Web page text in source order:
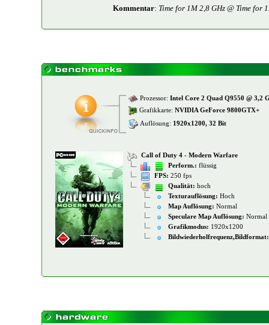
Kommentar: Time for 1M 2,8 GHz @ Time for
Prozessor: Intel Core 2 Quad Q9550 @ 3,2
Grafikkarte: NVIDIA GeForce 9800GTX+
Auflösung: 1920x1200, 32 Bit
Call of Duty 4 - Modern Warfare
Perform.: flüssig
FPS: 250 fps
Qualität: hoch
Texturauflösung: Hoch
Map Auflösung: Normal
Speculare Map Auflösung: Normal
Grafikmodus: 1920x1200
Bildwiederholfrequenz,Bildformat: